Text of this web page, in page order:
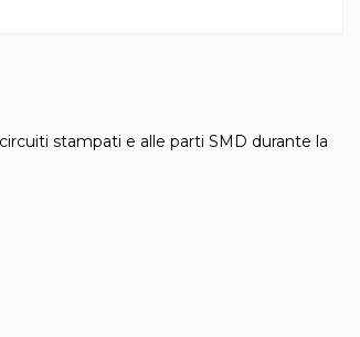
stampati e alle parti SMD durante la